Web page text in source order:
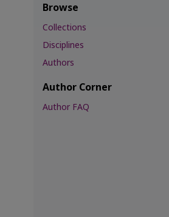
Browse
Collections
Disciplines
Authors
Author Corner
Author FAQ